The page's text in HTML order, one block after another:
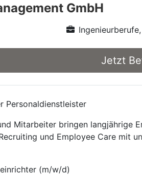
GmbH
Jetzt
Personaldienstleister
Mitarbeiter bringen langjährige
und Employee Care mit
(m/w/d)